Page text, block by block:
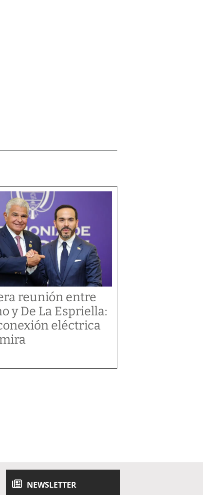
reunión entre
y De La Espriella:
eléctrica
NEWSLETTER